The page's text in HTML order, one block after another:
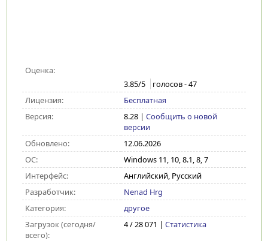
Оценка:
3.85/5 голосов -47
Лицензия:
Бесплатная
Версия:
8.28| Сообщить о новой
версии
Обновлено:
12.06.2026
ОС:
Windows 11, 10, 8.1, 8, 7
Интерфейс:
Английский, Русский
Разработчик:
Nenad Hrg
Категория:
другое
Загрузок (сегодня/
всего):
4 / 28 071 | Статистика